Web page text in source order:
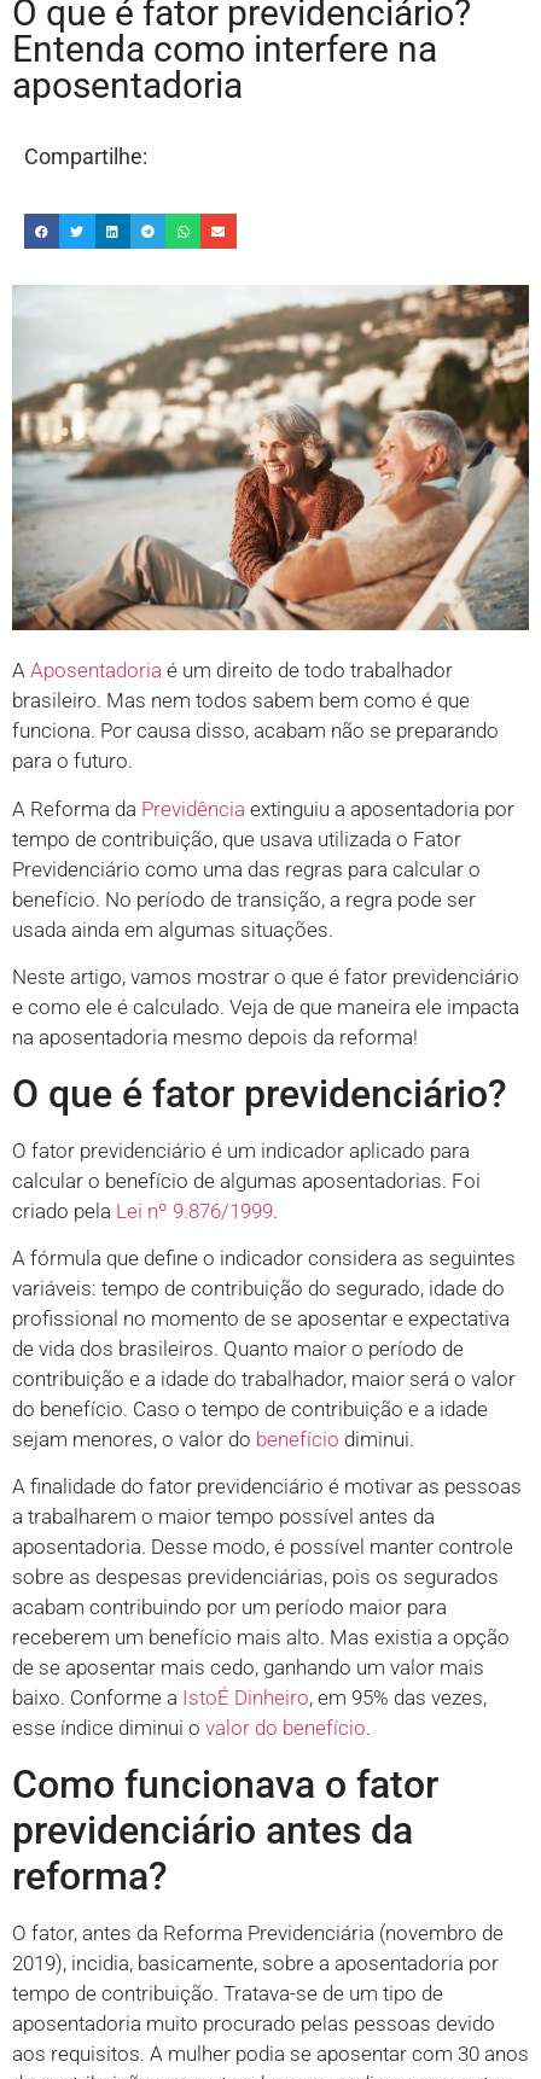
O que é fator previdenciário?
Entenda como interfere na
aposentadoria
Compartilhe:
A Aposentadoria é um direito de todo trabalhador
brasileiro. Mas nem todos sabem bem como é que
funciona. Por causa disso, acabam não se preparando
para o futuro.
A Reforma da Previdência extinguiu a aposentadoria por
tempo de contribuição, que usava utilizada o Fator
Previdenciário como uma das regras para calcular o
benefício. No período de transição, a regra pode ser
usada ainda em algumas situações.
Neste artigo, vamos mostrar o que é fator previdenciário
e como ele é calculado. Veja de que maneira ele impacta
na aposentadoria mesmo depois da reforma!
O que é fator previdenciário?
O fator previdenciário é um indicador aplicado para
calcular o benefício de algumas aposentadorias. Foi
criado pela Lei nº 9.876/1999.
A fórmula que define o indicador considera as seguintes
variáveis: tempo de contribuição do segurado, idade do
profissional no momento de se aposentar e expectativa
de vida dos brasileiros. Quanto maior o período de
contribuição e a idade do trabalhador, maior será o valor
do benefício. Caso o tempo de contribuição e a idade
sejam menores, o valor do benefício diminui.
A finalidade do fator previdenciário é motivar as pessoas
a trabalharem o maior tempo possível antes da
aposentadoria. Desse modo, é possível manter controle
sobre as despesas previdenciárias, pois os segurados
acabam contribuindo por um período maior para
receberem um benefício mais alto. Mas existia a opção
de se aposentar mais cedo, ganhando um valor mais
baixo. Conforme a IstoÉ Dinheiro, em 95% das vezes,
esse índice diminui o valor do benefício.
Como funcionava o fator
previdenciário antes da
reforma?
O fator, antes da Reforma Previdenciária (novembro de
2019), incidia, basicamente, sobre a aposentadoria por
tempo de contribuição. Tratava-se de um tipo de
aposentadoria muito procurado pelas pessoas devido
aos requisitos. A mulher podia se aposentar com 30 anos